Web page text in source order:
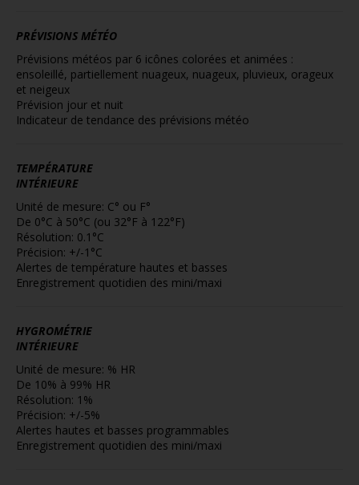
PRÉVISIONS MÉTÉO
Prévisions météos par 6 icônes colorées et animées :
ensoleillé, partiellement nuageux, nuageux, pluvieux, orageux
et neigeux
Prévision jour et nuit
Indicateur de tendance des prévisions météo
TEMPÉRATURE
INTÉRIEURE
Unité de mesure: C° ou F°
De 0°C à 50°C (ou 32°F à 122°F)
Résolution: 0.1°C
Précision: +/-1°C
Alertes de température hautes et basses
Enregistrement quotidien des mini/maxi
HYGROMÉTRIE
INTÉRIEURE
Unité de mesure: % HR
De 10% à 99% HR
Résolution: 1%
Précision: +/-5%
Alertes hautes et basses programmables
Enregistrement quotidien des mini/maxi